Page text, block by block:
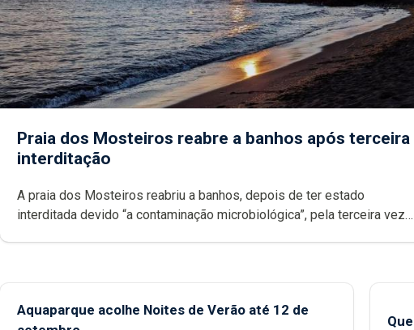
Praia dos Mosteiros reabre a banhos após terceira
interditação
A praia dos Mosteiros reabriu a banhos, depois de ter estado
interditada devido “a contaminação microbiológica”, pela terceira vez
Aquaparque acolhe Noites de Verão até 12 de